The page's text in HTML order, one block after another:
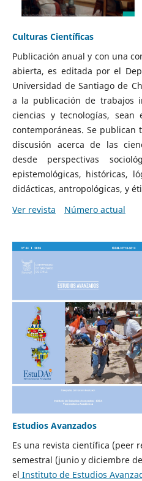
Culturas Científicas
Publicación anual y con una
abierta, es editada por el
Universidad de Santiago de
a la publicación de trabajos
ciencias y tecnologías, sean
contemporáneas. Se
discusión acerca de las
desde perspectivas
epistemológicas, históricas,
didácticas, antropológicas, y
Ver revista
Número actual
Estudios Avanzados
Es una revista científica (peer
semestral (junio y diciembre
el Instituto de Estudios